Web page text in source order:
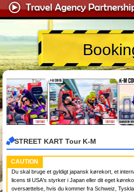
STREET KART Tour K-M
CAUTION
Du skal bruge et gyldigt japansk kørekort, et
licens til USA's styrker i Japan eller dit eget
oversættelse, hvis du kommer fra Schweiz,